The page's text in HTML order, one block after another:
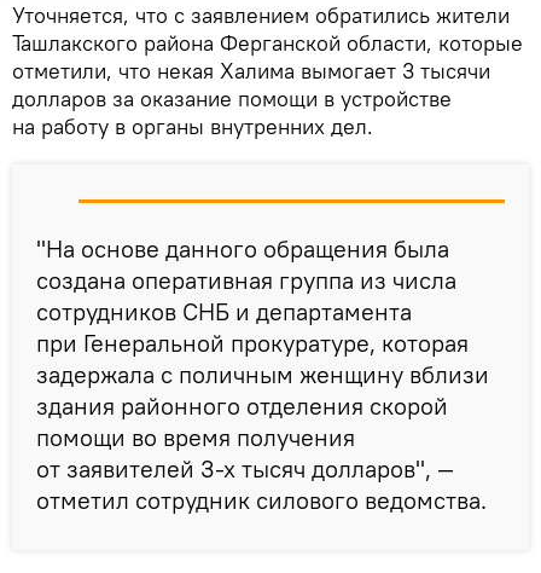
Уточняется, что с заявлением обратились жители
Ташлакского района Ферганской области, которые
отметили, что некая Халима вымогает 3 тысячи
долларов за оказание помощи в устройстве
на работу в органы внутренних дел.
"На основе данного обращения была
создана оперативная группа из числа
сотрудников СНБ и департамента
при Генеральной прокуратуре, которая
задержала с поличным женщину вблизи
здания районного отделения скорой
помощи во время получения
от заявителей 3-х тысяч долларов", —
отметил сотрудник силового ведомства.